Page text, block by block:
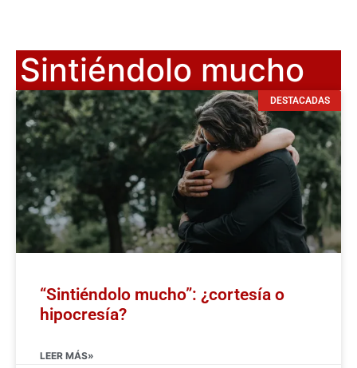
Sintiéndolo mucho
DESTACADAS
“Sintiéndolo mucho”: ¿cortesía o
hipocresía?
LEER MÁS»